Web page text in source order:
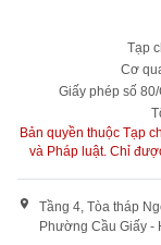
Tạp
Cơ
Giấy phép số
Bản quyền thuộc Tạp
và Pháp luật. Chỉ
Tầng 4, Tòa tháp
Phường Cầu Giấy -